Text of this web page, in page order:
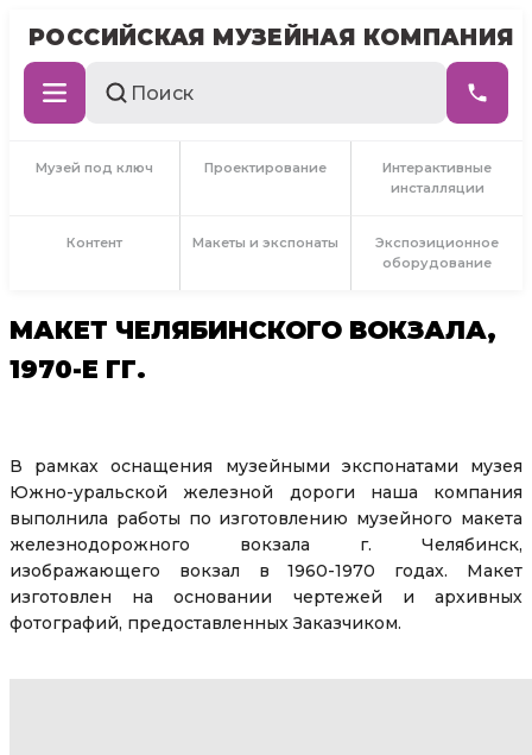
РОССИЙСКАЯ МУЗЕЙНАЯ КОМПАНИЯ
Музей под ключ Проектирование
Интерактивные
инсталляции
Контент Макеты и экспонаты
Экспозиционное
оборудование
МАКЕТ ЧЕЛЯБИНСКОГО ВОКЗАЛА,
1970-Е ГГ.
В рамках оснащения музейными экспонатами музея
Южно-уральской железной дороги наша компания
выполнила работы по изготовлению музейного макета
железнодорожного вокзала г. Челябинск,
изображающего вокзал в 1960-1970 годах. Макет
изготовлен на основании чертежей и архивных
фотографий, предоставленных Заказчиком.